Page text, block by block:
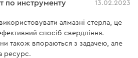
по инструменту 13.02.2023
алмазні стерла, це
спосіб свердління.
також впораються з задачею, але
ресурс.